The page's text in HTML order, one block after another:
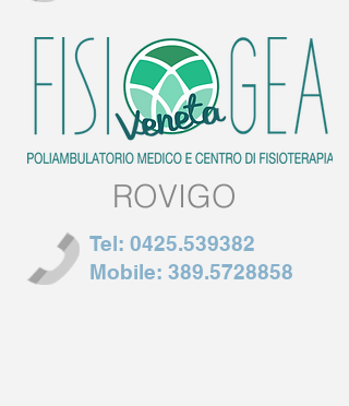
ROVIGO
Tel: 0425.539382
Mobile: 389.5728858